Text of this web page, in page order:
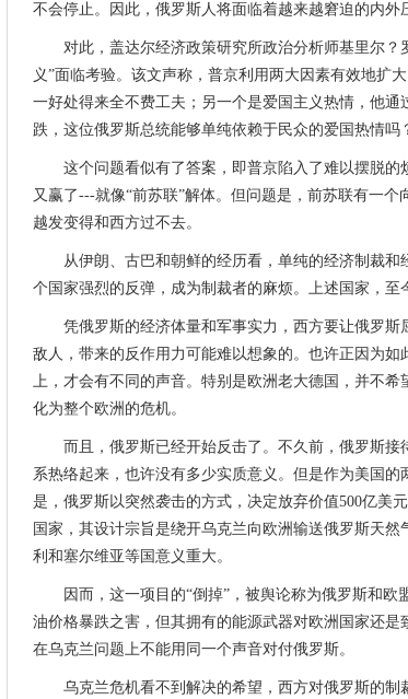
不会停止。因此，俄罗斯人将面临着越来越窘迫的内外
对此，盖达尔经济政策研究所政治分析师基里尔
义”面临考验。该文声称，普京利用两大因素有效地扩
一好处得来全不费工夫；另一个是爱国主义热情，他
跌，这位俄罗斯总统能够单纯依赖于民众的爱国热情吗
这个问题看似有了答案，即普京陷入了难以摆脱
又赢了---就像“前苏联”解体。但问题是，前苏联有一
越发变得和西方过不去。
从伊朗、古巴和朝鲜的经历看，单纯的经济制裁
个国家强烈的反弹，成为制裁者的麻烦。上述国家，至
凭俄罗斯的经济体量和军事实力，西方要让俄罗
敌人，带来的反作用力可能难以想象的。也许正因为
上，才会有不同的声音。特别是欧洲老大德国，并不
化为整个欧洲的危机。
而且，俄罗斯已经开始反击了。不久前，俄罗斯
系热络起来，也许没有多少实质意义。但是作为美国
是，俄罗斯以突然袭击的方式，决定放弃价值500亿美
国家，其设计宗旨是绕开乌克兰向欧洲输送俄罗斯天
利和塞尔维亚等国意义重大。
因而，这一项目的“倒掉”，被舆论称为俄罗斯和
油价格暴跌之害，但其拥有的能源武器对欧洲国家还
在乌克兰问题上不能用同一个声音对付俄罗斯。
乌克兰危机看不到解决的希望，西方对俄罗斯的制